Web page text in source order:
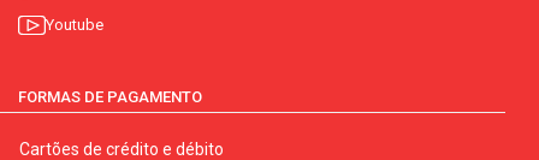
Youtube
FORMAS DE PAGAMENTO
Cartões de crédito e débito